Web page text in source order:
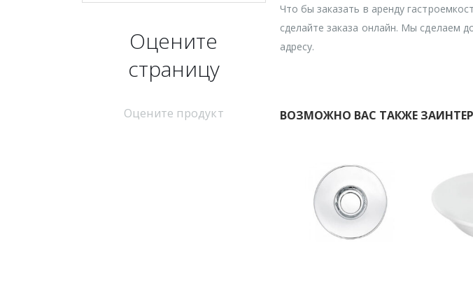
Что бы заказать в аренду
сделайте заказа онлайн. Мы сделаем
адресу.
ВОЗМОЖНО ВАС ТАКЖЕ
Оцените
страницу
Оцените продукт